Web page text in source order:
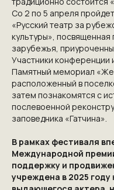
Со 2 по 5 апреля
«Русский театр за
культуры», посвященная
зарубежья,
Участники конференции
Памятный мемориал
расположенный в
затем познакомятся с
послевоенной
заповедника «Гатчина».
В рамках фестиваля
Международной
поддержку и
учреждена в 2025